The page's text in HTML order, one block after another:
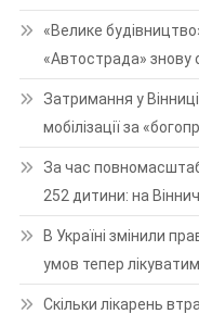
«Велике
«Автострада» знову
Затримання у
мобілізації за
За час
252 дитини: на
В Україні змінили
умов тепер
Скільки лікарень